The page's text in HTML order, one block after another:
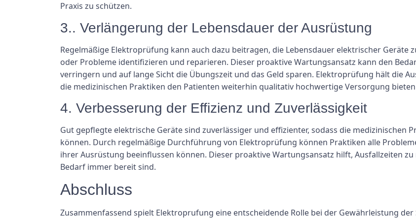
Praxis zu schützen.
3.. Verlängerung der Lebensdauer der Ausrüstung
Regelmäßige Elektroprüfung kann auch dazu beitragen, die Lebensdauer elektrischer Geräte
oder Probleme identifizieren und reparieren. Dieser proaktive Wartungsansatz kann den
verringern und auf lange Sicht die Übungszeit und das Geld sparen. Elektroprüfung hält die
die medizinischen Praktiken den Patienten weiterhin qualitativ hochwertige Versorgung
4. Verbesserung der Effizienz und Zuverlässigkeit
Gut gepflegte elektrische Geräte sind zuverlässiger und effizienter, sodass die medizinischen
können. Durch regelmäßige Durchführung von Elektroprüfung können Praktiken alle
ihrer Ausrüstung beeinflussen können. Dieser proaktive Wartungsansatz hilft, Ausfallzeiten
Bedarf immer bereit sind.
Abschluss
Zusammenfassend spielt Elektroprufung eine entscheidende Rolle bei der Gewährleistung